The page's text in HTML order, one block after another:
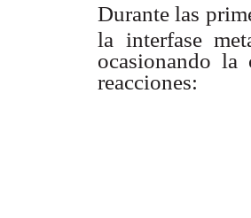
Durante las
la interfase
ocasionando
reacciones: